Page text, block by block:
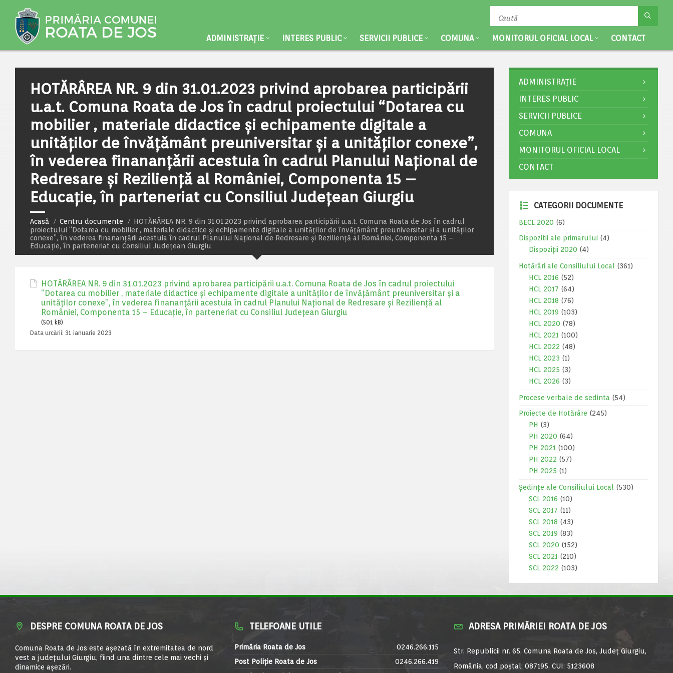
ADMINISTRAȚIE INTERES PUBLIC SERVICII PUBLICE COMUNA MONITORUL OFICIAL LOCAL CONTACT
HOTĂRÂREA NR. 9 din 31.01.2023 privind aprobarea participării
u.a.t. Comuna Roata de Jos în cadrul proiectului “Dotarea cu
mobilier , materiale didactice și echipamente digitale a
unităților de învățământ preuniversitar și a unităților conexe”,
în vederea finananțării acestuia în cadrul Planului Național de
Redresare și Reziliență al României, Componenta 15 –
Educație, în parteneriat cu Consiliul Județean Giurgiu
Acasă Centru documente
HOTĂRÂREA NR. 9 din 31.01.2023 privind aprobarea participării u.a.t. Comuna Roata de Jos în cadrul
proiectului “Dotarea cu mobilier , materiale didactice și echipamente digitale a unităților de învățământ preuniversitar și a unităților
conexe”, în vederea finananțării acestuia în cadrul Planului Național de Redresare și Reziliență al României, Componenta 15 –
Educație, în parteneriat cu Consiliul Județean Giurgiu
HOTĂRÂREA NR. 9 din 31.01.2023 privind aprobarea participării u.a.t. Comuna Roata de Jos în cadrul proiectului
“Dotarea cu mobilier , materiale didactice și echipamente digitale a unităților de învățământ preuniversitar și a
unităților conexe”, în vederea finananțării acestuia în cadrul Planului Național de Redresare și Reziliență al
României, Componenta 15 – Educație, în parteneriat cu Consiliul Județean Giurgiu
(501 kB)
Data urcării: 31 ianuarie 2023
ADMINISTRAȚIE
INTERES PUBLIC
SERVICII PUBLICE
COMUNA
MONITORUL OFICIAL LOCAL
CONTACT
CATEGORII DOCUMENTE
BECL 2020 (6)
Dispozitii ale primarului (4)
Dispoziții 2020 (4)
Hotărâri ale Consiliului Local
(361)
HCL 2016 (52)
HCL 2017 (64)
HCL 2018 (76)
HCL 2019 (103)
HCL 2020 (78)
HCL 2021 (100)
HCL 2022 (48)
HCL 2023 (1)
HCL 2025 (3)
HCL 2026 (3)
Procese verbale de sedinta (54)
Proiecte de Hotărâre (245)
PH (3)
PH 2020 (64)
PH 2021 (100)
PH 2022 (57)
PH 2025 (1)
Ședințe ale Consiliului Local
(530)
SCL 2016 (10)
SCL 2017 (11)
SCL 2018 (43)
SCL 2019 (83)
SCL 2020 (152)
SCL 2021 (210)
SCL 2022 (103)
DESPRE COMUNA ROATA DE JOS
Comuna Roata de Jos este aşezată în extremitatea de nord
vest a judeţului Giurgiu, fiind una dintre cele mai vechi şi
dinamice aşezări.
TELEFOANE UTILE
Primăria Roata de Jos
0246.266.115
Post Poliție Roata de Jos
0246.266.419
ADRESA PRIMĂRIEI ROATA DE JOS
Str. Republicii nr. 65, Comuna Roata de Jos, Județ Giurgiu,
România, cod poștal: 087195, CUI: 5123608